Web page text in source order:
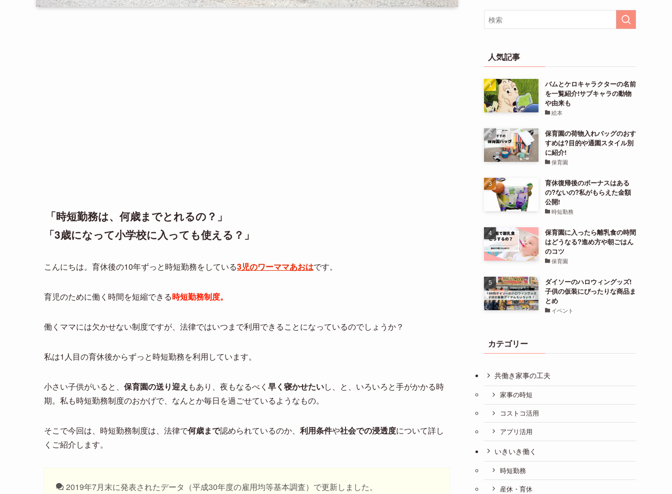
「時短勤務は、何歳までとれるの？」
「3歳になって小学校に入っても使える？」
こんにちは。育休後の10年ずっと時短勤務をしている3児のワーママあおはです。
育児のために働く時間を短縮できる時短勤務制度。
働くママには欠かせない制度ですが、法律ではいつまで利用できることになっているのでしょうか？
私は1人目の育休後からずっと時短勤務を利用しています。
小さい子供がいると、 保育園の送り迎え もあり、夜もなるべく 早く寝かせたいし、と、いろいろと手がかかる時
期。私も時短勤務制度のおかげで、なんとか毎日を過ごせているようなもの。
そこで今回は、時短勤務制度は、法律で何歳まで認められているのか、 利用条件や社会での浸透度について詳し
くご紹介します。
2019年7月末に発表されたデータ（平成30年度の雇用均等基本調査）で更新しました。
人気記事
バムとケロキャラクターの名前
を一覧紹介!サブキャラの動物
や由来も
絵本
保育園の荷物入れバッグのおす
すめは?目的や通園スタイル別
に紹介!
保育園
育休復帰後のボーナスはある
の?ないの?私がもらえた金額
公開!
時短勤務
保育園に入ったら離乳食の時間
はどうなる?進め方や朝ごはん
のコツ
保育園
ダイソーのハロウィングッズ!
子供の仮装にぴったりな商品ま
とめ
イベント
カテゴリー
共働き家事の工夫
家事の時短
コストコ活用
アプリ活用
いきいき働く
時短勤務
産休・育休